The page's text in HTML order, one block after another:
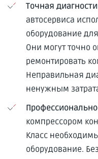
Точная
автосервиса
оборудование
Они могут точно
ремонтировать
Неправильная
ненужным
компрессором
Класс
оборудование.